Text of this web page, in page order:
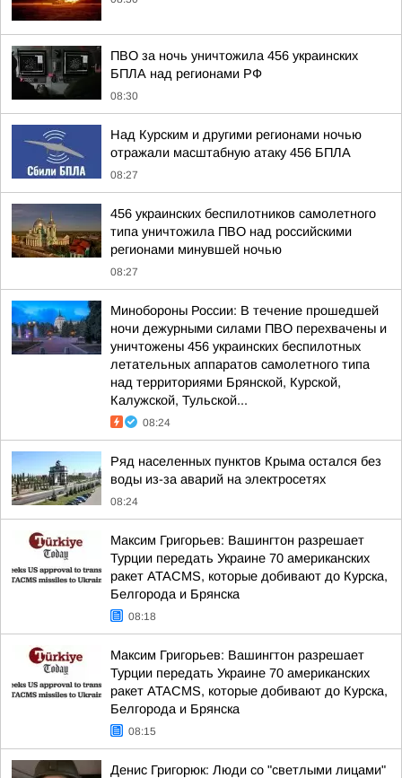
ПВО за ночь уничтожила 456 украинских
БПЛА над регионами РФ
08:30
Над Курским и другими регионами ночью
отражали масштабную атаку 456 БПЛА
08:27
456 украинских беспилотников самолетного
типа уничтожила ПВО над российскими
регионами минувшей ночью
08:27
Минобороны России: В течение прошедшей
ночи дежурными силами ПВО перехвачены и
уничтожены 456 украинских беспилотных
летательных аппаратов самолетного типа
над территориями Брянской, Курской,
Калужской, Тульской...
08:24
Ряд населенных пунктов Крыма остался без
воды из-за аварий на электросетях
08:24
Максим Григорьев: Вашингтон разрешает
Турции передать Украине 70 американских
ракет ATACMS, которые добивают до Курска,
Белгорода и Брянска
08:18
Максим Григорьев: Вашингтон разрешает
Турции передать Украине 70 американских
ракет ATACMS, которые добивают до Курска,
Белгорода и Брянска
08:15
Денис Григорюк: Люди со "светлыми лицами"